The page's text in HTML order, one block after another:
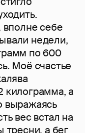
вполне себе
недели,
по 600
Моё счастье
килограмма, а
выражаясь
вес встал на
тресни, а бег